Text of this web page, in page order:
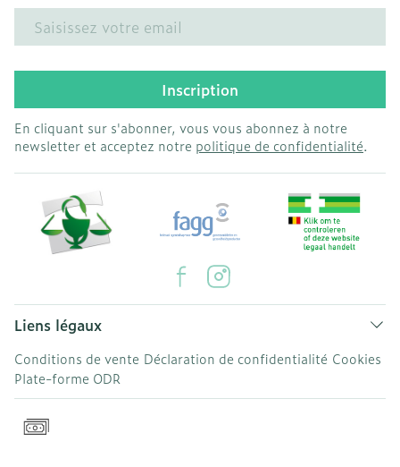
Adresse mail
Inscription
En cliquant sur s'abonner, vous vous abonnez à notre
newsletter et acceptez notre politique de confidentialité.
Liens légaux
Conditions de vente Déclaration de confidentialité Cookies
Plate-forme ODR